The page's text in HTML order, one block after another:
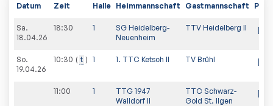
Datum Zeit Halle Heimmannschaft Gastmannschaft PDF
Sa.
18.04.26
18:30 1
SG Heidelberg-
Neuenheim
TTV Heidelberg II
So.
19.04.26
10:30 t 1 1. TTC Ketsch II TV Brühl
11:00 1
TTG 1947
Walldorf II
TTC Schwarz-
Gold St. Ilgen